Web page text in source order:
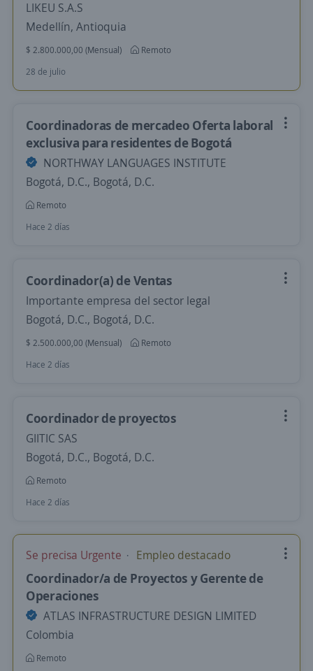
LIKEU S.A.S
Medellín, Antioquia
$ 2.800.000,00 (Mensual)
Remoto
28 de julio
Coordinadoras de mercadeo Oferta laboral
exclusiva para residentes de Bogotá
NORTHWAY LANGUAGES INSTITUTE
Bogotá, D.C., Bogotá, D.C.
Remoto
Hace 2 días
Coordinador(a) de Ventas
Importante empresa del sector legal
Bogotá, D.C., Bogotá, D.C.
$ 2.500.000,00 (Mensual)
Remoto
Hace 2 días
Coordinador de proyectos
GIITIC SAS
Bogotá, D.C., Bogotá, D.C.
Remoto
Hace 2 días
Se precisa Urgente Empleo destacado
Coordinador/a de Proyectos y Gerente de
Operaciones
ATLAS INFRASTRUCTURE DESIGN LIMITED
Colombia
Remoto